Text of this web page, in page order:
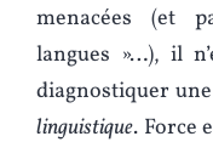
menacées (et
langues »…), il
diagnostiquer
linguistique. Force